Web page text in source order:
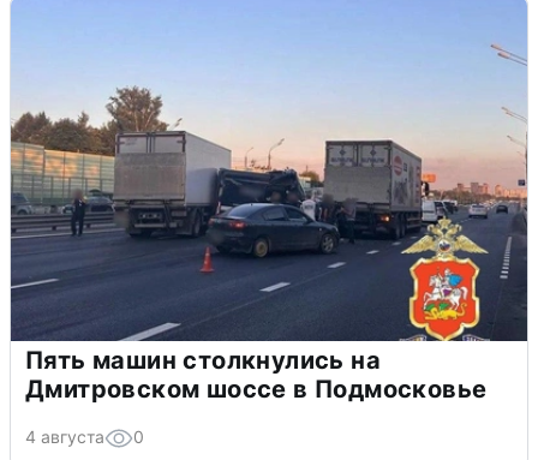
Пять машин столкнулись на
Дмитровском шоссе в Подмосковье
4 августа 0